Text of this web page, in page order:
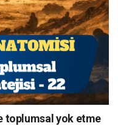
toplumsal yok etme